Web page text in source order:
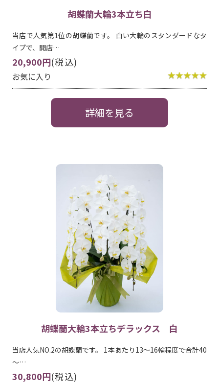
胡蝶蘭大輪3本立ち白
当店で人気第1位の胡蝶蘭です。 白い大輪のスタンダードなタ
イプで、開店…
20,900円(税込)
お気に入り
詳細を見る
胡蝶蘭大輪3本立ちデラックス 白
当店人気NO.2の胡蝶蘭です。 1本あたり13～16輪程度で合計40
～…
30,800円(税込)